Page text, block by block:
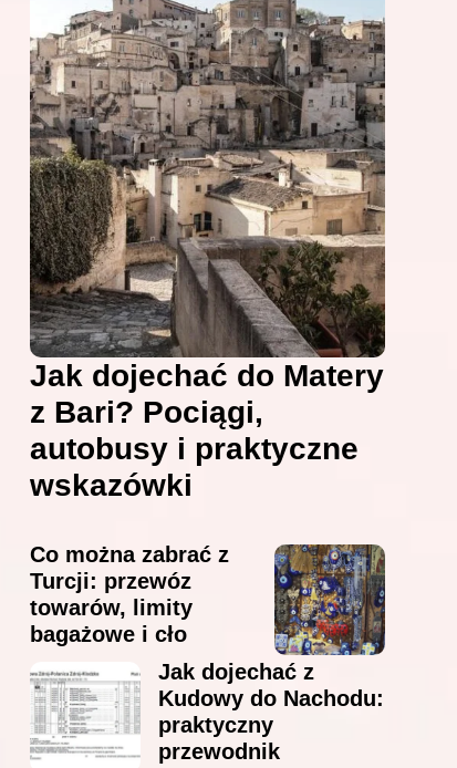
Jak dojechać do Matery
z Bari? Pociągi,
autobusy i praktyczne
wskazówki
Co można zabrać z
Turcji: przewóz
towarów, limity
bagażowe i cło
Jak dojechać z
Kudowy do Nachodu:
praktyczny
przewodnik